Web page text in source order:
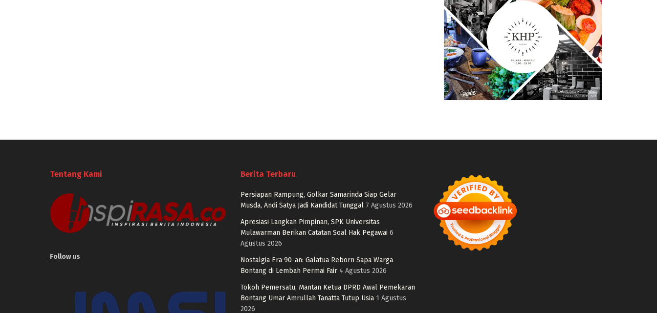
Tentang Kami
Follow us
Berita Terbaru
Persiapan Rampung, Golkar Samarinda Siap Gelar
Musda, Andi Satya Jadi Kandidat Tunggal 7 Agustus 2026
Apresiasi Langkah Pimpinan, SPK Universitas
Mulawarman Berikan Catatan Soal Hak Pegawai 6
Agustus 2026
Nostalgia Era 90-an: Galatua Reborn Sapa Warga
Bontang di Lembah Permai Fair 4 Agustus 2026
Tokoh Pemersatu, Mantan Ketua DPRD Awal Pemekaran
Bontang Umar Amrullah Tanatta Tutup Usia 1 Agustus
2026